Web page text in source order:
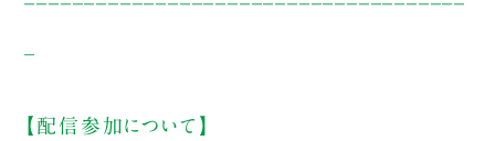
【配信参加について】